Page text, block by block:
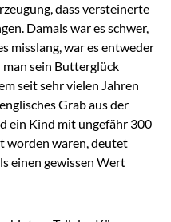
dass versteinerte
Damals war es schwer,
misslang, war es entweder
sein Butterglück
seit sehr vielen Jahren
Grab aus der
ein Kind mit ungefähr 300
worden waren, deutet
einen gewissen Wert